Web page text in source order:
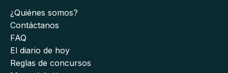
¿Quiénes somos?
Contáctanos
FAQ
El diario de hoy
Reglas de concursos